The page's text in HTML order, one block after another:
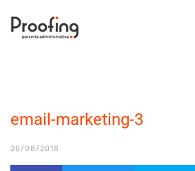
email-marketing-3
26/08/2018